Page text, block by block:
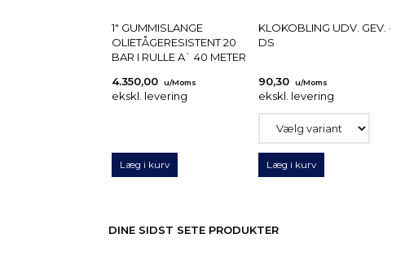
1" GUMMISLANGE
OLIETÅGERESISTENT 20
BAR I RULLE A` 40 METER
4.350,00
u/Moms
ekskl. levering
Læg i kurv
KLOKOBLING UDV. GEV. ·
DS
90,30 u/Moms
ekskl. levering
Læg i kurv
DINE SIDST SETE PRODUKTER